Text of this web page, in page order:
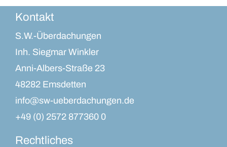
Kontakt
S.W.-Überdachungen
Inh. Siegmar Winkler
Anni-Albers-Straße 23
48282 Emsdetten
info@sw-ueberdachungen.de
+49 (0) 2572 877360 0
Rechtliches